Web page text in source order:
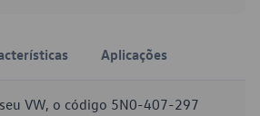
Aplicações
VW, o código 5N0-407-297